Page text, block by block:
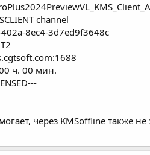
channel
8ec4-3d7ed9f3648c
ч. 00 мин.
через KMSoffline также